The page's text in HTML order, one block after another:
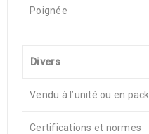
Poignée
Divers
Vendu à l’unité ou en pack
Certifications et normes